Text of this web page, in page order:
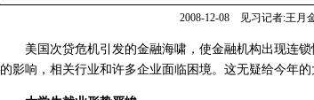
2008-12-08 见习记者:王月
美国次贷危机引发的金融海啸，使金融机构出现连锁
的影响，相关行业和许多企业面临困境。这无疑给今年的